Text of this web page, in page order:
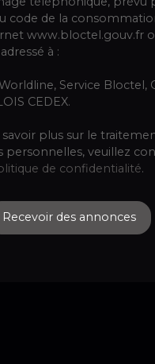
code de la
www.bloctel.gouv.fr
à :
Service Bloctel,
CEDEX.
plus sur le
personnelles, veuillez
de confidentialité.
Recevoir des annonces